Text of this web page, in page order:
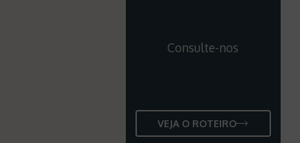
Consulte-nos
VEJA O ROTEIRO